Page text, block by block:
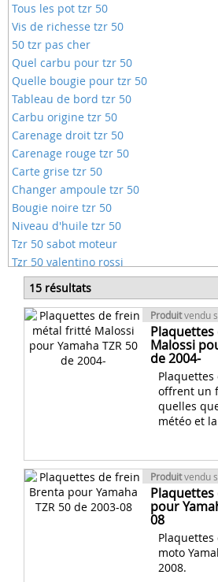
Tous les pot tzr 50
Vis de richesse tzr 50
50 tzr pas cher
Quel carbu pour tzr 50
Quelle bougie pour tzr 50
Tableau de bord tzr 50
Carbu origine tzr 50
Carenage droit tzr 50
Carenage rouge tzr 50
Carte grise tzr 50
Changer ampoule tzr 50
Bougie noire tzr 50
Niveau d'huile tzr 50
Tzr 50 sabot moteur
Tzr 50 valentino rossi
Tzr 50 yamaha bleu
Voyant moteur tzr 50
50 tzr blanche
Amortisseur tzr 50
15 résultats
Produitvendu
Malossi
de 2004-
offrent un
quelles
météo et
Produitvendu
pour
08
moto
2008.